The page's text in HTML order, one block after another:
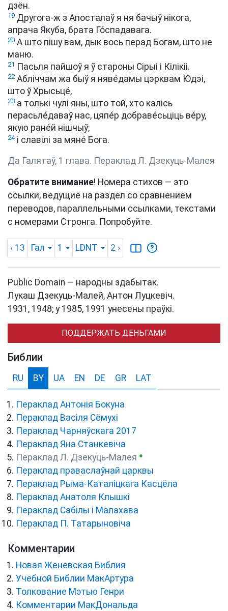
дзён.
19 Другога-ж з Апосталаў я ня бачыў нікога,
апрача Якуба, брата Го́спадавага.
20 А што пішу вам, дык вось перад Богам, што не
маню.
21 Пасьля пайшоў я ў староны Сірыі і Кілікіі.
22Абліччам жа быў я няве́дамы цэрквам Юдэі,
што ў Хрысьце́,
23 а толькі чулі яны, што той, хто калісь
перасьле́даваў нас, цяпе́р добраве́сьціць ве́ру,
якую ране́й нішчыў;
24і славілі за мяне́ Бога.
Да Галятаў, 1 глава. Пераклад Л. Дзекуць-Малея
Обратите внимание! Номера стихов — это
ссылки, ведущие на раздел со сравнением
переводов, параллельными ссылками, текстами
с номерами Стронга. Попробуйте.
‹ 13 Гал 1 LDNT 2 ›
Public Domain — народны здабытак.
Лукаш Дзекуць-Малей, Антон Луцкевіч.
1931, 1948; у 1985, 1991 унесены праўкі.
ПОДДЕРЖАТЬ ДЕНЬГАМИ
Библии
RU BY UA EN DE GR LAT
Пераклад Антонія Бокуна
Пераклад Васіля Сёмухі
Пераклад Чарняўскага 2017
Пераклад Яна Станкевіча
Пераклад Л. Дзекуць-Малея ●
Пераклад праваслаўнай царквы
Пераклад Рыма-Каталіцкага Касцёла
Пераклад Анатоля Клышкi
Пераклад Сабілы і Малахава
Пераклад П. Татарыновіча
Комментарии
Новая Женевская Библия
Учебной Библии МакАртура
Толкование Мэтью Генри
Комментарии МакДональда